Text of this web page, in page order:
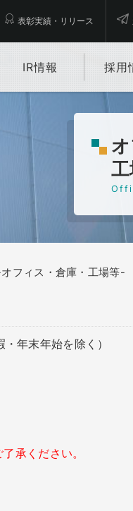
表彰実績・リリース
IR情報 採用
フィス・倉庫・工場等-
年末年始を除く）
承ください。